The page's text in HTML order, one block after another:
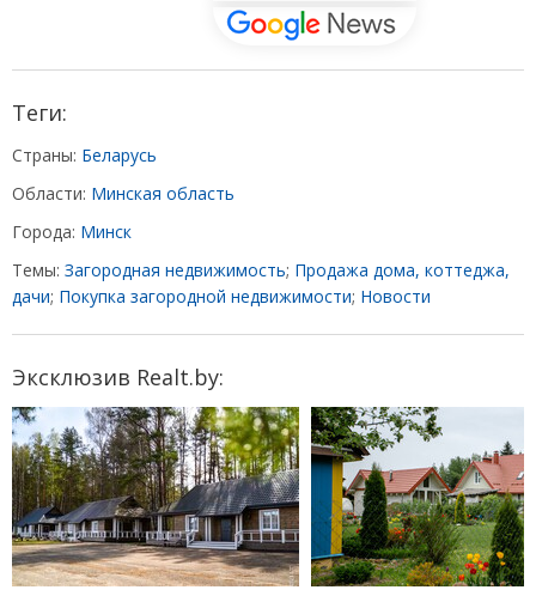
Теги:
Страны: Беларусь
Области: Минская область
Города: Минск
Темы: Загородная недвижимость; Продажа дома, коттеджа,
дачи; Покупка загородной недвижимости; Новости
Эксклюзив Realt.by: